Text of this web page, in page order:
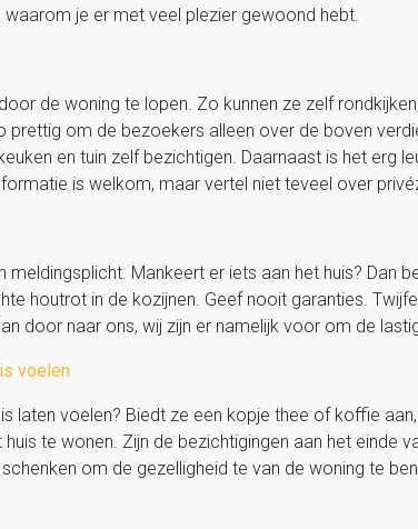
je er met veel plezier gewoond hebt.
de woning te lopen. Zo kunnen ze zelf
prettig om de bezoekers alleen over de boven
en tuin zelf bezichtigen. Daarnaast is het erg
is welkom, maar vertel niet teveel over
Mankeert er iets aan het huis? Dan
houtrot in de kozijnen. Geef nooit garanties.
door naar ons, wij zijn er namelijk voor om de
voelen
laten voelen? Biedt ze een kopje thee of koffie
te wonen. Zijn de bezichtigingen aan het einde
om de gezelligheid te van de woning te